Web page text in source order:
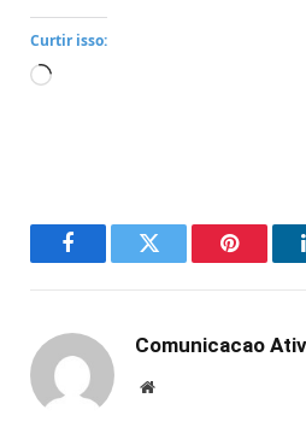
Curtir isso:
Carregando...
FacebookTwitter Pinterest
Comunicacao
Website